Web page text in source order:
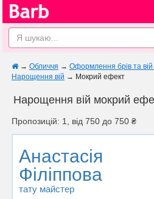
→ Обличчя → Оформлення брів та
Нарощення вій → Мокрий ефект
Нарощення вій мокрий
Пропозицій: 1, від 750 до 750 ₴
Анастасія
Філіппова
тату майстер